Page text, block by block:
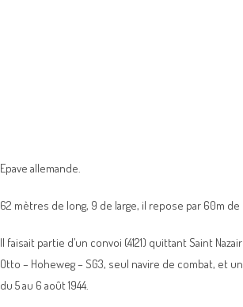
Epave allemande.
62 mètres de long, 9 de large, il repose par 60m
Il faisait partie d’un convoi (4121) quittant Saint
Otto – Hoheweg – SG3, seul navire de combat, et
du 5 au 6 août 1944.